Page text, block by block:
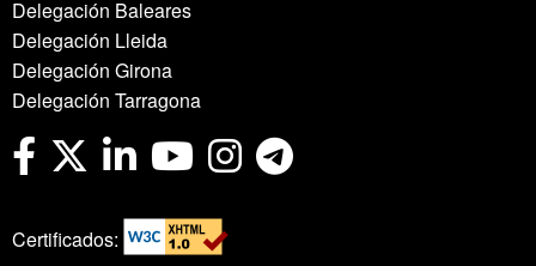
Delegación Baleares
Delegación Lleida
Delegación Girona
Delegación Tarragona
Certificados: